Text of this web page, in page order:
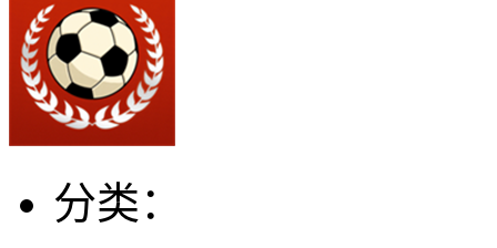
分类：